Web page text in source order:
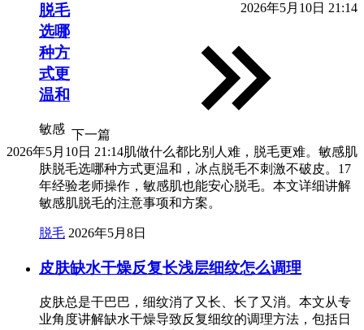
2026年5月10日 21:14
下一篇
2026年5月10日 21:14
脱毛
选哪
种方
式更
温和
敏感
肌做什么都比别人难，脱毛更难。敏感肌
肤脱毛选哪种方式更温和，冰点脱毛不刺激不破皮。17
年经验老师操作，敏感肌也能安心脱毛。本文详细讲解
敏感肌脱毛的注意事项和方案。
脱毛 2026年5月8日
皮肤缺水干燥反复长浅层细纹怎么调理
皮肤总是干巴巴，细纹消了又长、长了又消。本文从专
业角度讲解缺水干燥导致反复细纹的调理方法，包括日